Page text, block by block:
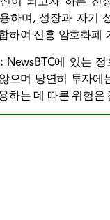
하며, 성장과 자기
하여 신흥 암호화폐
NewsBTC에 있는
으며 당연히 투자에
하는 데 따른 위험